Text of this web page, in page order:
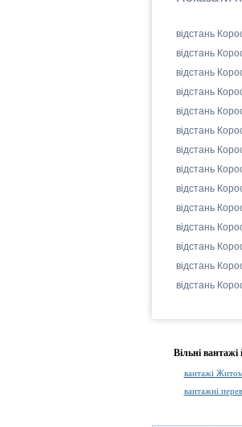
відстань
відстань
відстань
відстань
відстань
відстань
відстань
відстань
відстань
відстань
відстань
відстань
відстань
відстань
Вільні
вантажі
вантажні